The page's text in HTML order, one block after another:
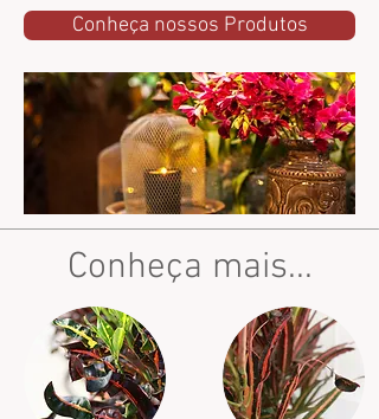
Conheça nossos Produtos
Conheça mais...